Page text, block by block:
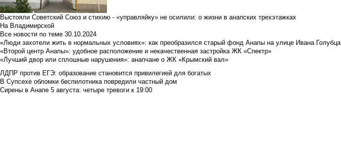
Выстояли Советский Союз и стихию - «управляйку» не осилили: о жизни в анапских трехэтажках
На Владимирской
Все новости по теме 30.10.2024
«Люди захотели жить в нормальных условиях»: как преобразился старый фонд Анапы на улице Ивана Голубца
«Второй центр Анапы»: удобное расположение и некачественная застройка ЖК «Спектр»
«Лучший двор или сплошные нарушения»: анапчане о ЖК «Крымский вал»
ЛДПР против ЕГЭ: образование становится привилегией для богатых
В Супсехе обломки беспилотника повредили частный дом
Сирены в Анапе 5 августа: четыре тревоги к 19:00